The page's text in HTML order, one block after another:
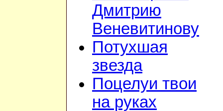
Дмитрию
Веневитинову
Потухшая
звезда
Поцелуи твои
на руках